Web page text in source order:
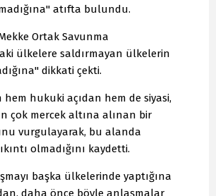
atıfta bulundu.
Ortak Savunma
ülkelere saldırmayan ülkelerin
dikkati çekti.
hem hukuki açıdan hem de siyasi,
çok mercek altına alınan bir
vurgulayarak, bu alanda
olmadığını kaydetti.
başka ülkelerinde yaptığına
daha önce böyle anlaşmalar